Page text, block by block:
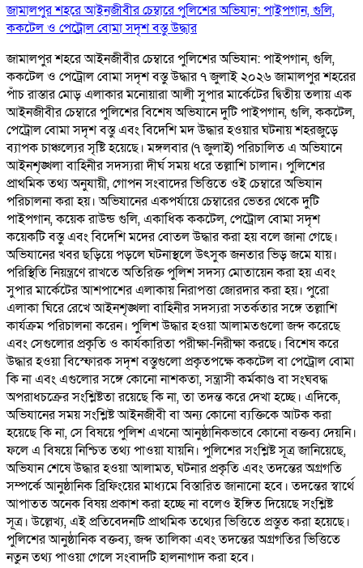
জামালপুর শহরে আইনজীবীর চেম্বারে পুলিশের অভিযান: পাইপগান, গুলি,
ককটেল ও পেট্রোল বোমা সদৃশ বস্তু উদ্ধার
জামালপুর শহরে আইনজীবীর চেম্বারে পুলিশের অভিযান: পাইপগান, গুলি,
ককটেল ও পেট্রোল বোমা সদৃশ বস্তু উদ্ধার ৭ জুলাই ২০২৬ জামালপুর শহরের
পাঁচ রাস্তার মোড় এলাকার মনোয়ারা আলী সুপার মার্কেটের দ্বিতীয় তলায় এক
আইনজীবীর চেম্বারে পুলিশের বিশেষ অভিযানে দুটি পাইপগান, গুলি, ককটেল,
পেট্রোল বোমা সদৃশ বস্তু এবং বিদেশি মদ উদ্ধার হওয়ার ঘটনায় শহরজুড়ে
ব্যাপক চাঞ্চল্যের সৃষ্টি হয়েছে। মঙ্গলবার (৭ জুলাই) পরিচালিত এ অভিযানে
আইনশৃঙ্খলা বাহিনীর সদস্যরা দীর্ঘ সময় ধরে তল্লাশি চালান। পুলিশের
প্রাথমিক তথ্য অনুযায়ী, গোপন সংবাদের ভিত্তিতে ওই চেম্বারে অভিযান
পরিচালনা করা হয়। অভিযানের একপর্যায়ে চেম্বারের ভেতর থেকে দুটি
পাইপগান, কয়েক রাউন্ড গুলি, একাধিক ককটেল, পেট্রোল বোমা সদৃশ
কয়েকটি বস্তু এবং বিদেশি মদের বোতল উদ্ধার করা হয় বলে জানা গেছে।
অভিযানের খবর ছড়িয়ে পড়লে ঘটনাস্থলে উৎসুক জনতার ভিড় জমে যায়।
পরিস্থিতি নিয়ন্ত্রণে রাখতে অতিরিক্ত পুলিশ সদস্য মোতায়েন করা হয় এবং
সুপার মার্কেটের আশপাশের এলাকায় নিরাপত্তা জোরদার করা হয়। পুরো
এলাকা ঘিরে রেখে আইনশৃঙ্খলা বাহিনীর সদস্যরা সতর্কতার সঙ্গে তল্লাশি
কার্যক্রম পরিচালনা করেন। পুলিশ উদ্ধার হওয়া আলামতগুলো জব্দ করেছে
এবং সেগুলোর প্রকৃতি ও কার্যকারিতা পরীক্ষা-নিরীক্ষা করছে। বিশেষ করে
উদ্ধার হওয়া বিস্ফোরক সদৃশ বস্তুগুলো প্রকৃতপক্ষে ককটেল বা পেট্রোল বোমা
কি না এবং এগুলোর সঙ্গে কোনো নাশকতা, সন্ত্রাসী কর্মকাণ্ড বা সংঘবদ্ধ
অপরাধচক্রের সংশ্লিষ্টতা রয়েছে কি না, তা তদন্ত করে দেখা হচ্ছে। এদিকে,
অভিযানের সময় সংশ্লিষ্ট আইনজীবী বা অন্য কোনো ব্যক্তিকে আটক করা
হয়েছে কি না, সে বিষয়ে পুলিশ এখনো আনুষ্ঠানিকভাবে কোনো বক্তব্য দেয়নি।
ফলে এ বিষয়ে নিশ্চিত তথ্য পাওয়া যায়নি। পুলিশের সংশ্লিষ্ট সূত্র জানিয়েছে,
অভিযান শেষে উদ্ধার হওয়া আলামত, ঘটনার প্রকৃতি এবং তদন্তের অগ্রগতি
সম্পর্কে আনুষ্ঠানিক ব্রিফিংয়ের মাধ্যমে বিস্তারিত জানানো হবে। তদন্তের স্বার্থে
আপাতত অনেক বিষয় প্রকাশ করা হচ্ছে না বলেও ইঙ্গিত দিয়েছে সংশ্লিষ্ট
সূত্র। উল্লেখ্য, এই প্রতিবেদনটি প্রাথমিক তথ্যের ভিত্তিতে প্রস্তুত করা হয়েছে।
পুলিশের আনুষ্ঠানিক বক্তব্য, জব্দ তালিকা এবং তদন্তের অগ্রগতির ভিত্তিতে
নতুন তথ্য পাওয়া গেলে সংবাদটি হালনাগাদ করা হবে।